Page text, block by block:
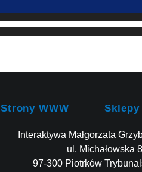
Strony WWW
Interaktywa Małgorzata
ul. Michałowska
97-300 Piotrków